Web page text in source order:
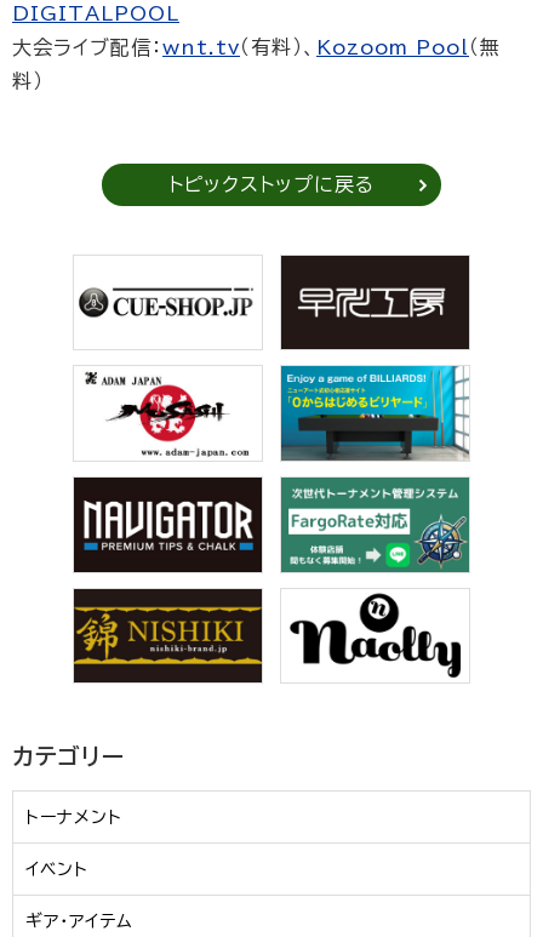
DIGITALPOOL
大会ライブ配信： wnt.tv（有料）、 Kozoom Pool
（無
料）
トピックストップに戻る
カテゴリー
トーナメント
イベント
ギア・アイテム